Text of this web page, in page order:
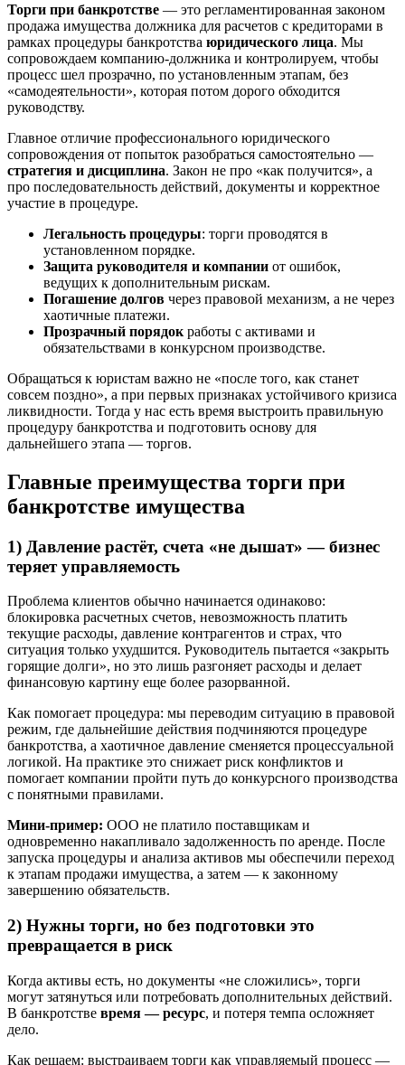
Торги при банкротстве — это регламентированная законом
продажа имущества должника для расчетов с кредиторами в
рамках процедуры банкротства юридического лица. Мы
сопровождаем компанию-должника и контролируем, чтобы
процесс шел прозрачно, по установленным этапам, без
«самодеятельности», которая потом дорого обходится
руководству.
Главное отличие профессионального юридического
сопровождения от попыток разобраться самостоятельно —
стратегия и дисциплина. Закон не про «как получится», а
про последовательность действий, документы и корректное
участие в процедуре.
Легальность процедуры: торги проводятся в
установленном порядке.
Защита руководителя и компании от ошибок,
ведущих к дополнительным рискам.
Погашение долгов через правовой механизм, а не через
хаотичные платежи.
Прозрачный порядок работы с активами и
обязательствами в конкурсном производстве.
Обращаться к юристам важно не «после того, как станет
совсем поздно», а при первых признаках устойчивого кризиса
ликвидности. Тогда у нас есть время выстроить правильную
процедуру банкротства и подготовить основу для
дальнейшего этапа — торгов.
Главные преимущества торги при
банкротстве имущества
1) Давление растёт, счета «не дышат» — бизнес
теряет управляемость
Проблема клиентов обычно начинается одинаково:
блокировка расчетных счетов, невозможность платить
текущие расходы, давление контрагентов и страх, что
ситуация только ухудшится. Руководитель пытается «закрыть
горящие долги», но это лишь разгоняет расходы и делает
финансовую картину еще более разорванной.
Как помогает процедура: мы переводим ситуацию в правовой
режим, где дальнейшие действия подчиняются процедуре
банкротства, а хаотичное давление сменяется процессуальной
логикой. На практике это снижает риск конфликтов и
помогает компании пройти путь до конкурсного производства
с понятными правилами.
Мини-пример: ООО не платило поставщикам и
одновременно накапливало задолженность по аренде. После
запуска процедуры и анализа активов мы обеспечили переход
к этапам продажи имущества, а затем — к законному
завершению обязательств.
2) Нужны торги, но без подготовки это
превращается в риск
Когда активы есть, но документы «не сложились», торги
могут затянуться или потребовать дополнительных действий.
В банкротстве время — ресурс, и потеря темпа осложняет
дело.
Как решаем: выстраиваем торги как управляемый процесс —